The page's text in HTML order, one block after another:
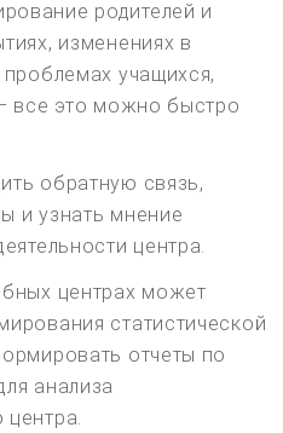
родителей и
изменениях в
учащихся,
все это можно быстро
обратную связь,
и узнать мнение
центра.
центрах может
статистической
отчеты по
анализа